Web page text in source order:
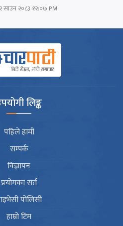
साउन २०८३ १२:०७ PM
लिङ्क
पहिले हामी
सम्पर्क
विज्ञापन
प्रयोगका सर्त
पोलिसी
हाम्रो टिम